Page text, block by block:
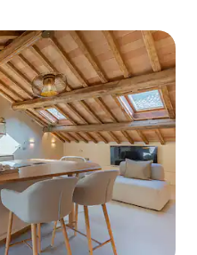
hóspedes